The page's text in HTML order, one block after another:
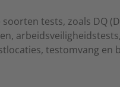
tests, zoals DQ
testomvang